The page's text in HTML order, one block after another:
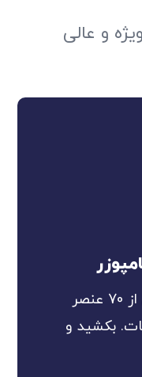
و عالی
سازنده صفحه را با بیش از 70 عنصر
بکشید و